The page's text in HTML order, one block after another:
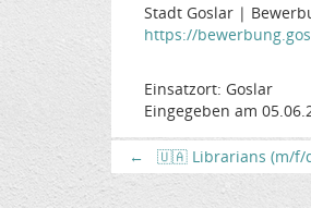
Stadt Goslar |
https://
Einsatzort: Goslar
Eingegeben am
←
🇺🇦 Librarians (m/f/